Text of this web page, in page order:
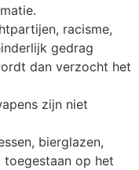
racisme,
gedrag
dan verzocht het
zijn niet
bierglazen,
op het